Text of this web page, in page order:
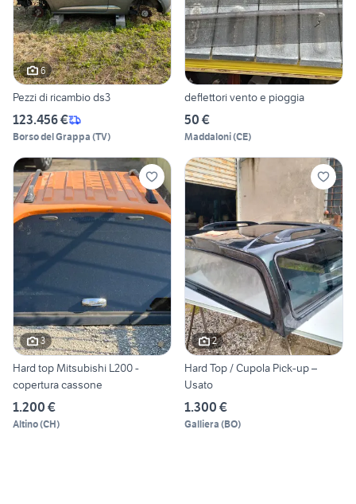
6
Pezzi di ricambio ds3
123.456 €
Borso del Grappa (TV)
deflettori vento e pioggia
50 €
Maddaloni(CE)
3
Hard top Mitsubishi L200 -
copertura cassone
1.200 €
Altino(CH)
2
Hard Top / Cupola Pick-up –
Usato
1.300 €
Galliera (BO)